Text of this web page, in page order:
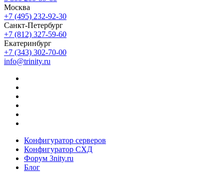
Москва
+7 (495) 232-92-30
Санкт-Петербург
+7 (812) 327-59-60
Екатеринбург
+7 (343) 302-70-00
info@trinity.ru
Конфигуратор серверов
Конфигуратор СХД
Форум 3nity.ru
Блог